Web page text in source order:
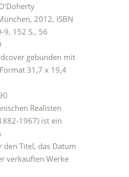
2012, ISBN
152 S., 56
gebunden mit
31,7 x 19,4
Realisten
1967) ist ein
den Titel, das Datum
verkauften Werke